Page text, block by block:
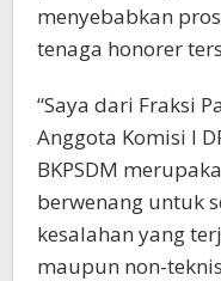
menyebabkan
tenaga honorer
“Saya dari Fraksi
Anggota Komisi I
BKPSDM
berwenang untuk
kesalahan yang
maupun non-